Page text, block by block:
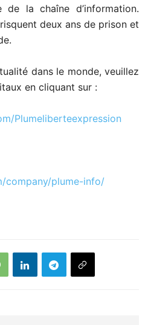
la chaîne d’information.
deux ans de prison et
dans le monde, veuillez
en cliquant sur :
Plumeliberteexpression
company/plume-info/